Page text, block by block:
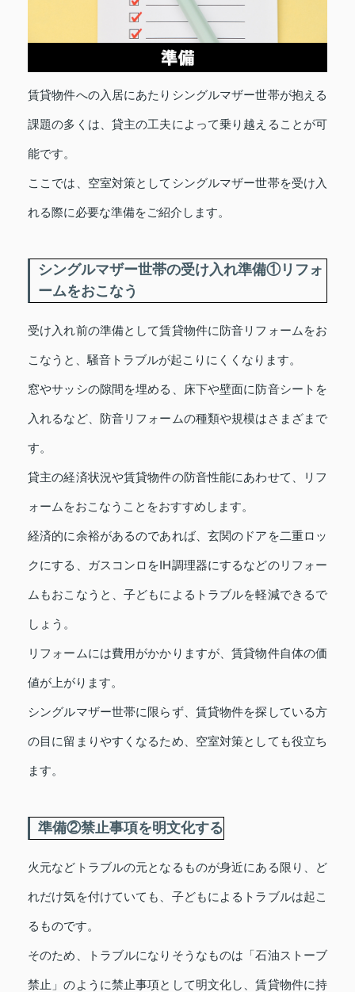
賃貸物件への入居にあたりシングルマザー世帯が抱える
課題の多くは、貸主の工夫によって乗り越えることが可
能です。
ここでは、空室対策としてシングルマザー世帯を受け入
れる際に必要な準備をご紹介します。
シングルマザー世帯の受け入れ準備①リフォ
ームをおこなう
受け入れ前の準備として賃貸物件に防音リフォームをお
こなうと、騒音トラブルが起こりにくくなります。
窓やサッシの隙間を埋める、床下や壁面に防音シートを
入れるなど、防音リフォームの種類や規模はさまざまで
す。
貸主の経済状況や賃貸物件の防音性能にあわせて、リフ
ォームをおこなうことをおすすめします。
経済的に余裕があるのであれば、玄関のドアを二重ロッ
クにする、ガスコンロをIH調理器にするなどのリフォー
ムもおこなうと、子どもによるトラブルを軽減できるで
しょう。
リフォームには費用がかかりますが、賃貸物件自体の価
値が上がります。
シングルマザー世帯に限らず、賃貸物件を探している方
の目に留まりやすくなるため、空室対策としても役立ち
ます。
準備②禁止事項を明文化する
火元などトラブルの元となるものが身近にある限り、ど
れだけ気を付けていても、子どもによるトラブルは起こ
るものです。
そのため、トラブルになりそうなものは「石油ストーブ
禁止」のように禁止事項として明文化し、賃貸物件に持